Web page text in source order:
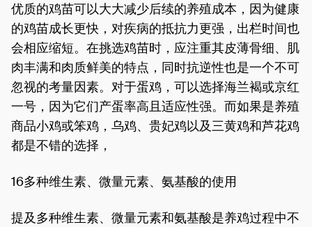
优质的鸡苗可以大大减少后续的养殖成本，因为健康
的鸡苗成长更快，对疾病的抵抗力更强，出栏时间也
会相应缩短。在挑选鸡苗时，应注重其皮薄骨细、肌
肉丰满和肉质鲜美的特点，同时抗逆性也是一个不可
忽视的考量因素。对于蛋鸡，可以选择海兰褐或京红
一号，因为它们产蛋率高且适应性强。而如果是养殖
商品小鸡或笨鸡，乌鸡、贵妃鸡以及三黄鸡和芦花鸡
都是不错的选择，
16多种维生素、微量元素、氨基酸的使用
提及多种维生素、微量元素和氨基酸是养鸡过程中不